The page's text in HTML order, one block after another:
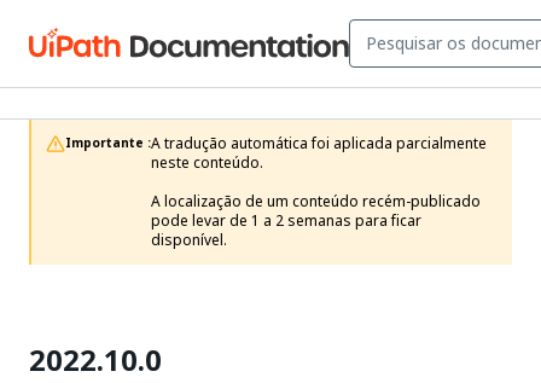
Importante :A tradução automática foi aplicada parcialmente
neste conteúdo.
A localização de um conteúdo recém-publicado
pode levar de 1 a 2 semanas para ficar
disponível.
2022.10.0